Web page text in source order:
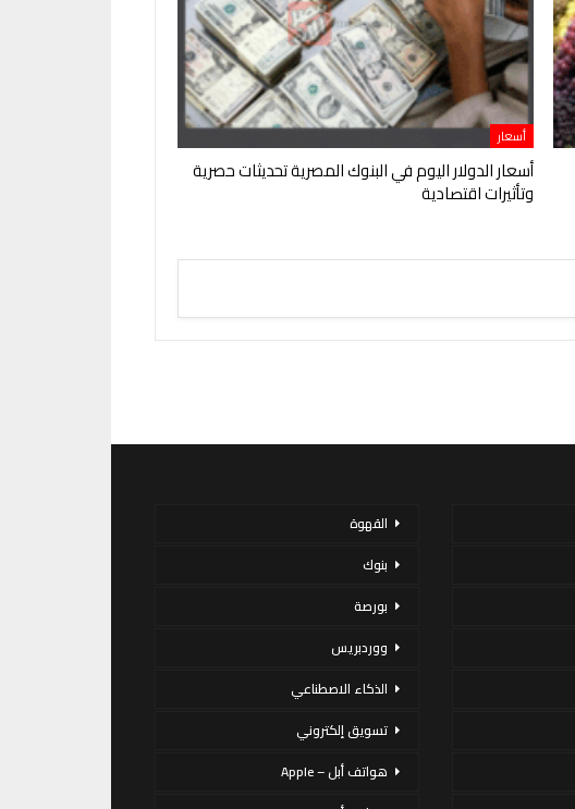
أسعار
أسعار الدولار اليوم في البنوك المصرية تحديثات حصرية
وتأثيرات اقتصادية
القهوة
بنوك
بورصة
ووردبريس
الذكاء الاصطناعي
تسويق إلكتروني
هواتف أبل – Apple